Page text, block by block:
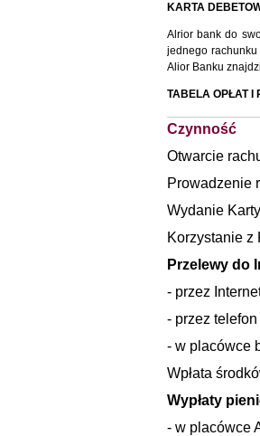
KARTA
Alrior bank do
jednego rachunku
Alior Banku
TABELA OPŁAT I
Czynność
Otwarcie
Prowadzenie
Wydanie
Korzystanie z
Przelewy do
- przez
- przez telefon
- w placówce
Wpłata
Wypłaty
- w placówce